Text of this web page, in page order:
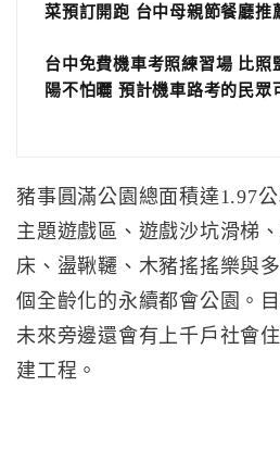
菜預訂開跑 台中母親節餐廳推
台中免費機車考照練習場 比照
陽不怕曬 預計機車路考的民眾
豬事圓滿公園總面積達1.97
主題遊戲區、遊戲沙坑滑梯
床、盪鞦韆、木豬搖搖樂與
個全齡化的永續都會公園。
未來旁邊還會有上千戶社會
建工程。